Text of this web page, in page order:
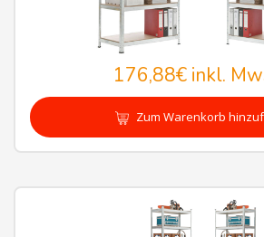
176,88€inkl.
Zum Warenkorb